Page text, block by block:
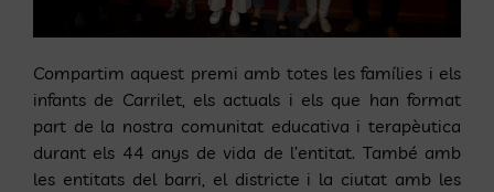
Compartim aquest premi amb totes les famílies i els
infants de Carrilet, els actuals i els que han format
part de la nostra comunitat educativa i terapèutica
durant els 44 anys de vida de l’entitat. També amb
les entitats del barri, el districte i la ciutat amb les